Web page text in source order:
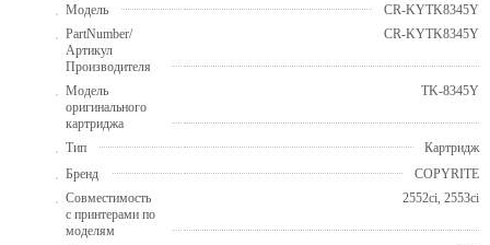
Модель
CR-KYTK8345Y
PartNumber/
Артикул
Производителя
CR-KYTK8345Y
Модель
оригинального
картриджа
TK-8345Y
Тип
Картридж
Бренд
COPYRITE
Совместимость
с принтерами по
моделям
2552ci, 2553ci